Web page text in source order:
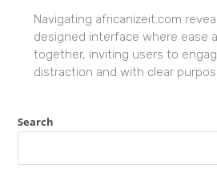
Navigating africanizeit.com
designed interface where ease
together, inviting users to
distraction and with clear
Search